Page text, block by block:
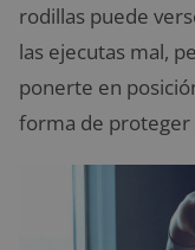
rodillas puede
las ejecutas mal,
ponerte en
forma de proteger